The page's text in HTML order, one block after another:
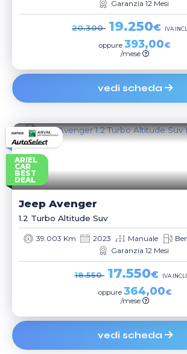
Garanzia 12 Mesi
20.300 19.250€ IVA
oppure393,00€
/mese
vedi scheda
ARIEL
CAR
BEST
DEAL
Jeep Avenger
1.2 Turbo Altitude Suv
39.003 Km 2023 Manuale
Garanzia 12 Mesi
18.550 17.550€ IVA
oppure 364,00€
/mese
vedi scheda